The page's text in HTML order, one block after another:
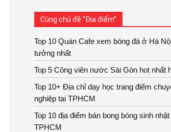
Cùng chủ đề “Địa điểm”
Top 10 Quán Cafe xem bóng đá ở Hà
tưởng nhất
Top 5 Công viên nước Sài Gòn hot nhất
Top 10+ Địa chỉ dạy học trang điểm
nghiệp tại TPHCM
Top 10 địa điểm bán bong bóng sinh
TPHCM